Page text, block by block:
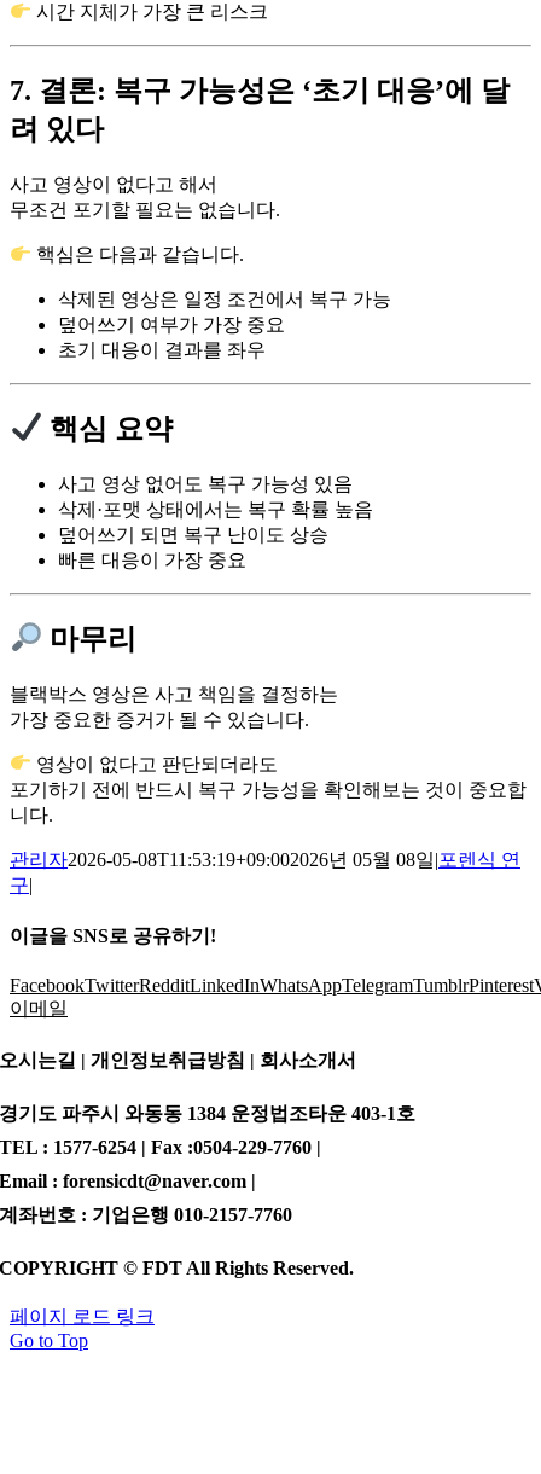
시간 지체가 가장 큰 리스크
7. 결론: 복구 가능성은 ‘초기 대응’에 달
려 있다
사고 영상이 없다고 해서
무조건 포기할 필요는 없습니다.
핵심은 다음과 같습니다.
삭제된 영상은 일정 조건에서 복구 가능
덮어쓰기 여부가 가장 중요
초기 대응이 결과를 좌우
핵심 요약
사고 영상 없어도 복구 가능성 있음
삭제·포맷 상태에서는 복구 확률 높음
덮어쓰기 되면 복구 난이도 상승
빠른 대응이 가장 중요
마무리
블랙박스 영상은 사고 책임을 결정하는
가장 중요한 증거가 될 수 있습니다.
영상이 없다고 판단되더라도
포기하기 전에 반드시 복구 가능성을 확인해보는 것이 중요합
니다.
관리자2026-05-08T11:53:19+09:002026년 05월 08일|포렌식 연
구|
이글을 SNS로 공유하기!
FacebookTwitterRedditLinkedInWhatsAppTelegramTumblrPinterest
이메일
오시는길 | 개인정보취급방침 | 회사소개서
경기도 파주시 와동동 1384 운정법조타운 403-1호
TEL : 1577-6254 | Fax :0504-229-7760 |
Email : forensicdt@naver.com |
계좌번호 : 기업은행 010-2157-7760
COPYRIGHT © FDT All Rights Reserved.
페이지 로드 링크
Go to Top